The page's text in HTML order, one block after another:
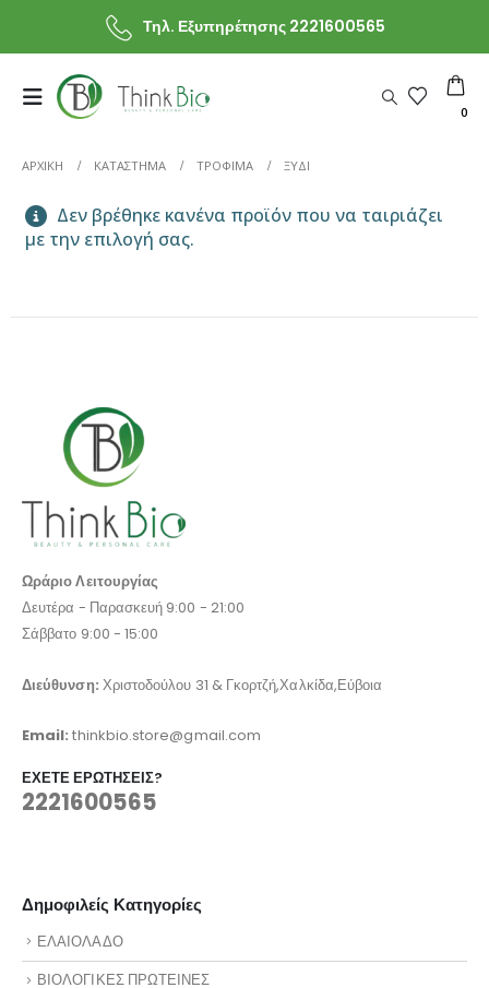
Τηλ. Εξυπηρέτησης 2221600565
0
ΑΡΧΙΚΗ ΚΑΤΆΣΤΗΜΑ ΤΡΟΦΙΜΑ ΞΥΔΙ
Δεν βρέθηκε κανένα προϊόν που να ταιριάζει
με την επιλογή σας.
Ωράριο Λειτουργίας
Δευτέρα - Παρασκευή 9:00 - 21:00
Σάββατο 9:00 - 15:00
Διεύθυνση: Χριστοδούλου 31 & Γκορτζή,Χαλκίδα,Εύβοια
Email:thinkbio.store@gmail.com
ΈΧΕΤΕ ΕΡΩΤΉΣΕΙΣ?
2221600565
Δημοφιλείς Κατηγορίες
ΕΛΑΙΟΛΑΔΟ
ΒΙΟΛΟΓΙΚΕΣ ΠΡΩΤΕΙΝΕΣ